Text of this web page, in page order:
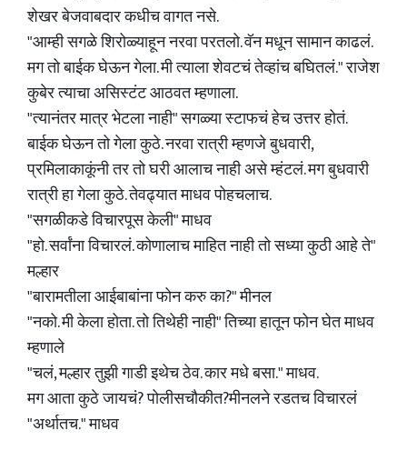
शेखर बेजवाबदार कधीच वागत नसे.
"आम्ही सगळे शिरोळ्याहून नरवा परतलो. वॅन मधून सामान काढलं.
मग तो बाईक घेऊन गेला. मी त्याला शेवटचं तेव्हांच बघितलं." राजेश
कुबेर त्याचा असिस्टंट आठवत म्हणाला.
"त्यानंतर मात्र भेटला नाही" सगळ्या स्टाफचं हेच उत्तर होतं.
बाईक घेऊन तो गेला कुठे. नरवा रात्री म्हणजे बुधवारी,
प्रमिलाकाकूंनी तर तो घरी आलाच नाही असे म्हंटलं. मग बुधवारी
रात्री हा गेला कुठे. तेवढ्यात माधव पोहचलाच.
"सगळीकडे विचारपूस केली" माधव
"हो. सर्वांना विचारलं. कोणालाच माहित नाही तो सध्या कुठी आहे ते"
मल्हार
"बारामतीला आईबाबांना फोन करु का?" मीनल
"नको. मी केला होता. तो तिथेही नाही" तिच्या हातून फोन घेत माधव
म्हणाले
"चलं, मल्हार तुझी गाडी इथेच ठेव. कार मधे बसा." माधव.
मग आता कुठे जायचं? पोलीसचौकीत?मीनलने रडतच विचारलं
"अर्थातच." माधव